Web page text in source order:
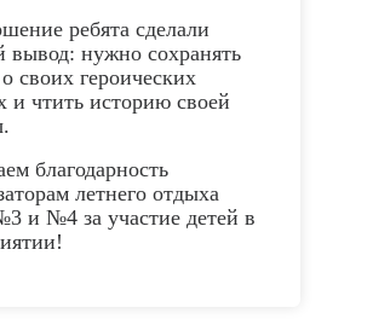
ребята сделали
вывод: нужно сохранять
своих героических
и чтить историю своей
благодарность
летнего отдыха
№4 за участие детей в